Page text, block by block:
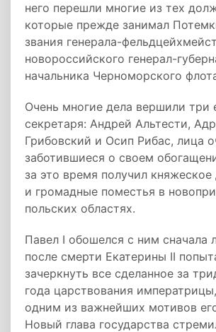
него перешли многие из тех
которые прежде занимал
звания генерала-
новороссийского генерал-
начальника Черноморского
Очень многие дела вершили три
секретаря: Андрей Альтести,
Грибовский и Осип Рибас, лица
заботившиеся о своем
за это время получил княжеское
и громадные поместья в
польских областях.
Павел I обошелся с ним сначала
после смерти Екатерины II
зачеркнуть все сделанное за
года царствования
одним из важнейших мотивов
Новый глава государства